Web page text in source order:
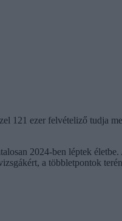
121 ezer felvételiző tudja
2024-ben léptek
a többletpontok